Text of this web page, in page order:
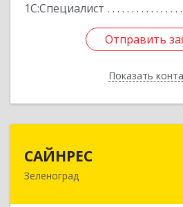
1С:Специалист
Отправить
Показать
Отправить
Назад
САЙНРЕС
Зеленоград
124365, Москва г,